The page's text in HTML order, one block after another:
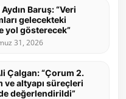
Baruş: “Veri
gelecekteki
yol gösterecek”
31, 2026
Çalgan: “Çorum 2.
ve altyapı süreçleri
değerlendirildi”